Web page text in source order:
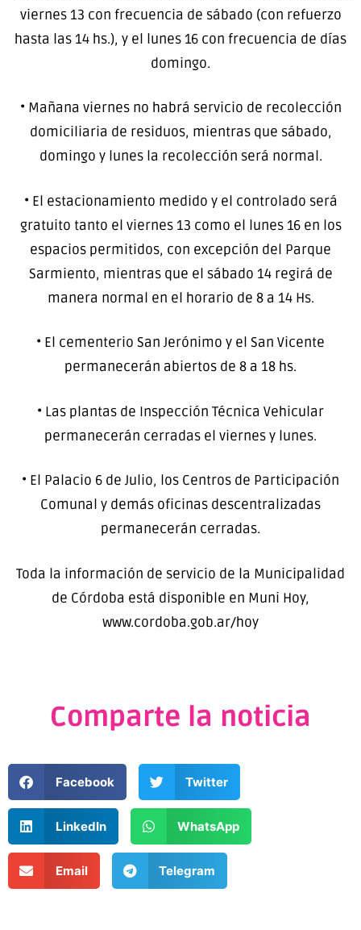
viernes 13 con frecuencia de sábado (con refuerzo
hasta las 14 hs.), y el lunes 16 con frecuencia de días
domingo.
• Mañana viernes no habrá servicio de recolección
domiciliaria de residuos, mientras que sábado,
domingo y lunes la recolección será normal.
• El estacionamiento medido y el controlado será
gratuito tanto el viernes 13 como el lunes 16 en los
espacios permitidos, con excepción del Parque
Sarmiento, mientras que el sábado 14 regirá de
manera normal en el horario de 8 a 14 Hs.
• El cementerio San Jerónimo y el San Vicente
permanecerán abiertos de 8 a 18 hs.
• Las plantas de Inspección Técnica Vehicular
permanecerán cerradas el viernes y lunes.
• El Palacio 6 de Julio, los Centros de Participación
Comunal y demás oficinas descentralizadas
permanecerán cerradas.
Toda la información de servicio de la Municipalidad
de Córdoba está disponible en Muni Hoy,
www.cordoba.gob.ar/hoy
Comparte la noticia
Facebook Twitter
LinkedIn WhatsApp
Email Telegram